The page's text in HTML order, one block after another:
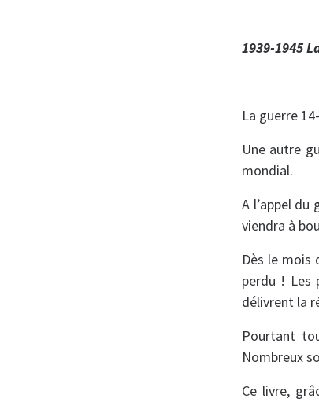
1939-1945
La guerre
Une autre
mondial.
A l’appel
viendra à
Dès le mois
perdu ! Les
délivrent la
Pourtant
Nombreux
Ce livre,